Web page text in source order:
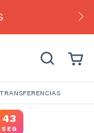
42
SEG